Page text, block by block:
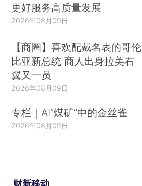
更好服务高质量发展
2026年08月09日
【商圈】喜欢配戴名表的哥伦
比亚新总统 商人出身拉美右
翼又一员
2026年08月09日
专栏｜AI“煤矿”中的金丝雀
2026年08月09日
财新移动